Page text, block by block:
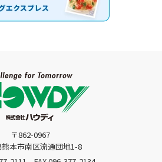
〒862-0967
本市南区流通団地1-8